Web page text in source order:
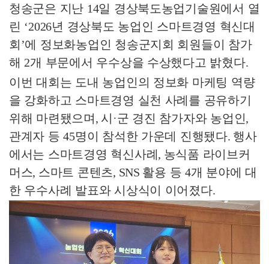
청송군은 지난 14일 경상북도농업기술원에서 열
린 ‘2026년 경상북도 농업인 스마트경영 혁신대
회 ’에 정보화농업인 청송군지회 회원들이 참가
해 2개 부문에서 우수상을 수상했다고 밝혔다.
이번 대회는 도내 농업인의 정보화 마케팅 역량
을 강화하고 스마트경영 실천 사례를 공유하기
위해 마련됐으며, 시 ·군 경진 참가자와 농업인,
관계자 등45명이 참석한 가운데 진행됐다. 행사
에서는 스마트경영 혁신사례, 농식품 라이브커
머스, 스마트 콘텐츠, SNS 활용 등4개 분야에 대
한 우수사례 발표와 시상식이 이어졌다.